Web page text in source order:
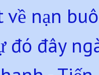
về nạn
đó đây